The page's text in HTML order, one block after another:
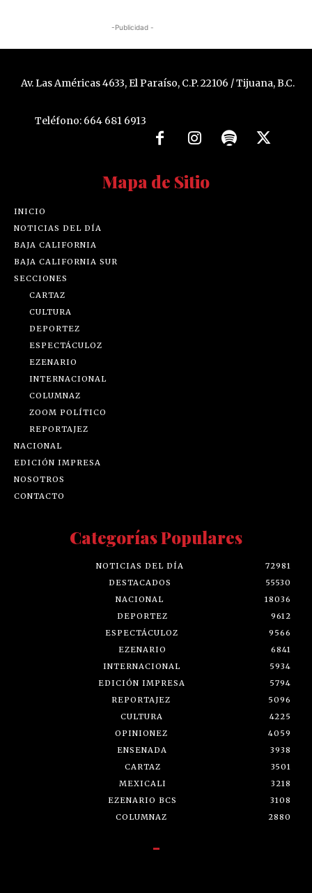
-Publicidad -
Av. Las Américas 4633, El Paraíso, C.P. 22106 / Tijuana, B.C.
Teléfono: 664 681 6913
Mapa de Sitio
INICIO
NOTICIAS DEL DÍA
BAJA CALIFORNIA
BAJA CALIFORNIA SUR
SECCIONES
CARTAZ
CULTURA
DEPORTEZ
ESPECTÁCULOZ
EZENARIO
INTERNACIONAL
COLUMNAZ
ZOOM POLÍTICO
REPORTAJEZ
NACIONAL
EDICIÓN IMPRESA
NOSOTROS
CONTACTO
Categorías Populares
NOTICIAS DEL DÍA
72981
DESTACADOS
55530
NACIONAL
18036
DEPORTEZ
9612
ESPECTÁCULOZ
9566
EZENARIO
6841
INTERNACIONAL
5934
EDICIÓN IMPRESA
5794
REPORTAJEZ
5096
CULTURA
4225
OPINIONEZ
4059
ENSENADA
3938
CARTAZ
3501
MEXICALI
3218
EZENARIO BCS
3108
COLUMNAZ
2880
-